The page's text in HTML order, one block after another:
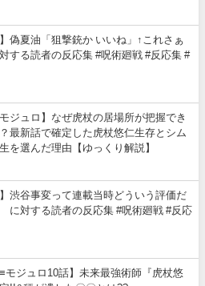
】偽夏油「狙撃銃か いいね」↑これさぁ
する読者の反応集 #呪術廻戦 #反応集 #
モジュロ】なぜ虎杖の居場所が把握でき
最新話で確定した虎杖悠仁生存とシム
を選んだ理由【ゆっくり解説】
】渋谷事変って連載当時どういう評価だ
に対する読者の反応集 #呪術廻戦 #反応
≡モジュロ10話】未来最強術師『虎杖悠